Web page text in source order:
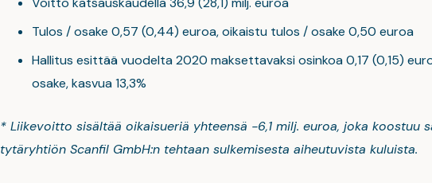
Tulos / osake 0,57 (0,44) euroa, oikaistu tulos / osake 0,50 euroa
Hallitus esittää vuodelta 2020 maksettavaksi osinkoa 0,17 (0,15)
osake, kasvua 13,3%
*Liikevoitto sisältää oikaisueriä yhteensä -6,1 milj. euroa, joka koostuu
tytäryhtiön Scanfil GmbH:n tehtaan sulkemisesta aiheutuvista kuluista.